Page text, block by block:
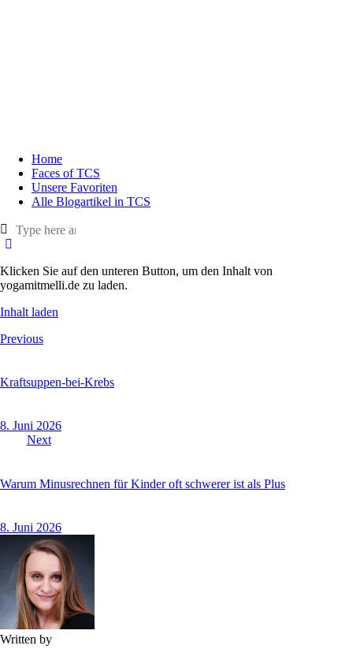
Home
Faces of TCS
Unsere Favoriten
Alle Blogartikel in TCS
Klicken Sie auf den unteren Button, um den Inhalt von
yogamitmelli.de zu laden.
Inhalt laden
Previous
Kraftsuppen-bei-Krebs
8. Juni 2026
Next
Warum Minusrechnen für Kinder oft schwerer ist als Plus
8. Juni 2026
Written by